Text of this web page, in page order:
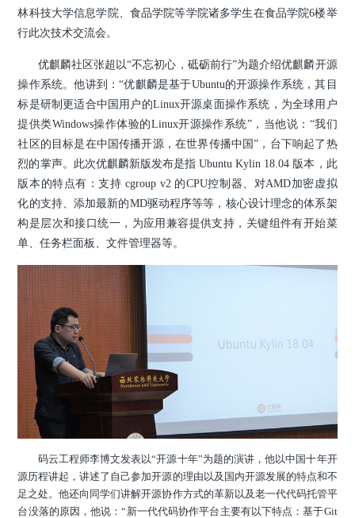
林科技大学信息学院、食品学院等学院诸多学生在食品学院6楼举
行此次技术交流会。
优麒麟社区张超以“不忘初心，砥砺前行”为题介绍优麒麟开源
操作系统。他讲到：“优麒麟是基于Ubuntu的开源操作系统，其目
标是研制更适合中国用户的Linux开源桌面操作系统，为全球用户
提供类Windows操作体验的Linux开源操作系统”，当他说：“我们
社区的目标是在中国传播开源，在世界传播中国”，台下响起了热
烈的掌声。 此次优麒麟新版发布是指 Ubuntu Kylin 18.04 版本，此
版本的特点有：支持 cgroup v2 的CPU控制器、对AMD加密虚拟
化的支持、添加最新的MD驱动程序等等，核心设计理念的体系架
构是层次和接口统一，为应用兼容提供支持，关键组件有开始菜
单、任务栏面板、文件管理器等。
码云工程师李博文发表以“开源十年”为题的演讲，他以中国十年开
源历程讲起，讲述了自己参加开源的理由以及国内开源发展的特点和不
足之处。他还向同学们讲解开源协作方式的革新以及老一代代码托管平
台没落的原因，他说：“新一代代码协作平台主要有以下特点：基于Git